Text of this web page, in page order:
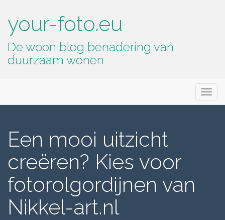
your-foto.eu
De woon blog benadering van
duurzaam wonen
Menu
Een mooi uitzicht
creëren? Kies voor
fotorolgordijnen van
Nikkel-art.nl